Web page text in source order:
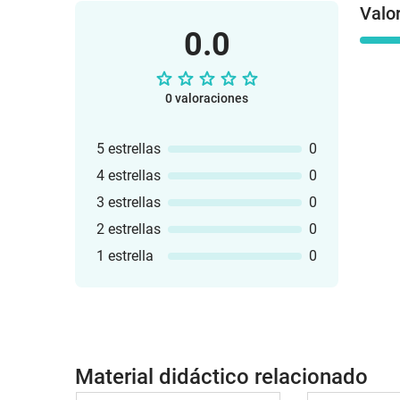
0.0
0 valoraciones
5 estrellas
0
4 estrellas
0
3 estrellas
0
2 estrellas
0
1 estrella
0
Material didáctico relacionado